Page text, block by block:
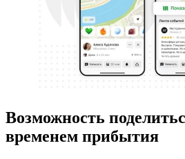
Возможность
временем прибытия